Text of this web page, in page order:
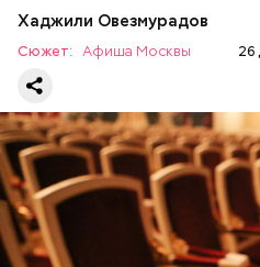
Хаджили Овезмурадов
Сюжет: Афиша Москвы 26
«Вдоль по улице
МОСКВА АФИША
РАЗВЛЕЧЕНИЯ